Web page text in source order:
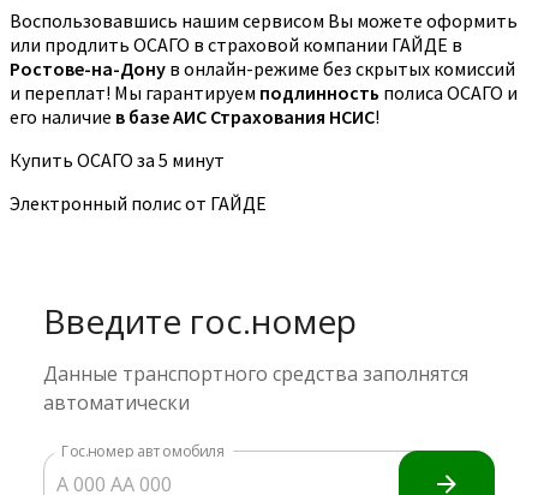
Воспользовавшись нашим сервисом Вы можете оформить
или продлить ОСАГО в страховой компании ГАЙДЕ в
Ростове-на-Дону в онлайн-режиме без скрытых комиссий
и переплат! Мы гарантируем подлинность полиса ОСАГО и
его наличие в базе АИС Страхования НСИС!
Купить ОСАГО за 5 минут
Электронный полис от ГАЙДЕ